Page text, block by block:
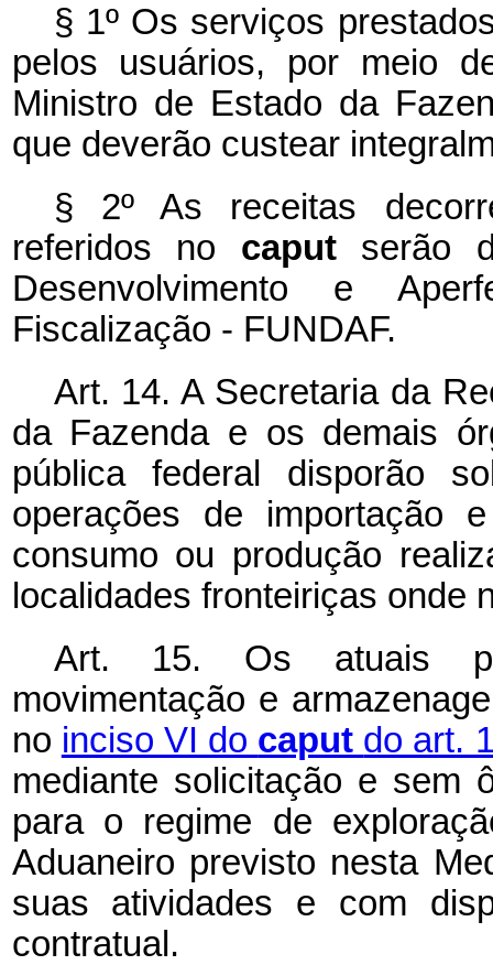
§ 1º Os serviços
pelos usuários, por meio
Ministro de Estado da
que deverão custear
§ 2º As receitas
referidos no caput serão
Desenvolvimento e
Fiscalização - FUNDAF.
Art. 14. A Secretaria da
da Fazenda e os demais
pública federal disporão
operações de importação
consumo ou produção
localidades fronteiriças onde
Art. 15. Os atuais
movimentação e
no inciso VI do caput do art.
mediante solicitação e sem
para o regime de
Aduaneiro previsto nesta
suas atividades e com
contratual.